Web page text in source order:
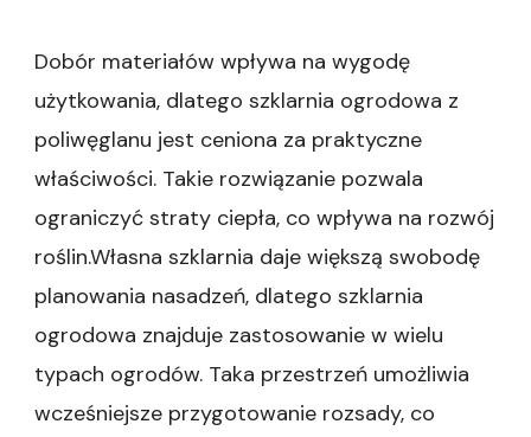
Dobór materiałów wpływa na wygodę
użytkowania, dlatego szklarnia ogrodowa z
poliwęglanu jest ceniona za praktyczne
właściwości. Takie rozwiązanie pozwala
ograniczyć straty ciepła, co wpływa na rozwój
roślin.Własna szklarnia daje większą swobodę
planowania nasadzeń, dlatego szklarnia
ogrodowa znajduje zastosowanie w wielu
typach ogrodów. Taka przestrzeń umożliwia
wcześniejsze przygotowanie rozsady, co